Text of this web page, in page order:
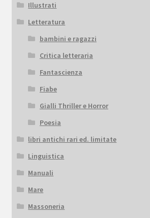
Illustrati
Letteratura
bambini e ragazzi
Critica letteraria
Fantascienza
Fiabe
Gialli Thriller e Horror
Poesia
libri antichi rari ed. limitate
Linguistica
Manuali
Mare
Massoneria